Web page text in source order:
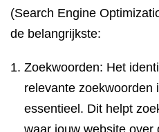
(Search Engine
de belangrijkste:
Zoekwoorden: Het
relevante zoekwoorden
essentieel. Dit helpt
waar jouw website over